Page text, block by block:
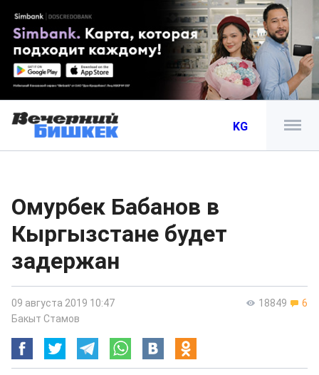
KG
Омурбек Бабанов в
Кыргызстане будет
задержан
18849 6
09 августа 2019 10:47
Бакыт Стамов